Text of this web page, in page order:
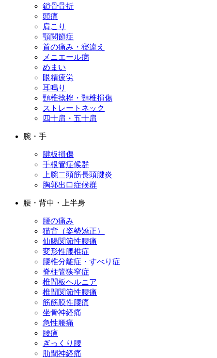
鎖骨骨折
頭痛
肩こり
顎関節症
首の痛み・寝違え
メニエール病
めまい
眼精疲労
耳鳴り
頸椎捻挫・頸椎損傷
ストレートネック
四十肩・五十肩
腕・手
腱板損傷
手根管症候群
上腕二頭筋長頭腱炎
胸郭出口症候群
腰・背中・上半身
腰の痛み
猫背（姿勢矯正）
仙腸関節性腰痛
変形性腰椎症
腰椎分離症・すべり症
脊柱管狭窄症
椎間板ヘルニア
椎間関節性腰痛
筋筋膜性腰痛
坐骨神経痛
急性腰痛
腰痛
ぎっくり腰
肋間神経痛